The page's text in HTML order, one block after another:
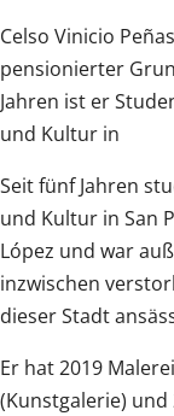
Celso Vinicio
pensionierter
Jahren ist er
und Kultur in
Seit fünf Jahren
und Kultur in San
López und war
inzwischen
dieser Stadt
Er hat 2019
(Kunstgalerie)